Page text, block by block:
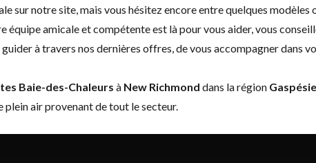
sur notre site, mais vous hésitez encore entre quelques
équipe amicale et compétente est là pour vous aider, vous
guider à travers nos dernières offres, de vous accompagner
Baie-des-Chaleurs à New Richmond dans la région
air provenant de tout le secteur.